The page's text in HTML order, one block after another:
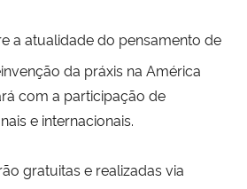
a atualidade do pensamento de
da práxis na América
com a participação de
e internacionais.
gratuitas e realizadas via